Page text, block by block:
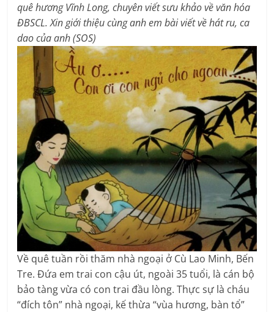
quê hương Vĩnh Long, chuyên viết sưu khảo về văn hóa
ĐBSCL. Xin giới thiệu cùng anh em bài viết về hát ru, ca
dao của anh (SOS)
Về quê tuần rồi thăm nhà ngoại ở Cù Lao Minh, Bến
Tre. Đứa em trai con cậu út, ngoài 35 tuổi, là cán bộ
bảo tàng vừa có con trai đầu lòng. Thực sự là cháu
“đích tôn” nhà ngoại, kế thừa “vùa hương, bàn tổ”